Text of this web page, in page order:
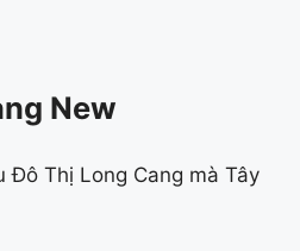
New
Đô Thị Long Cang mà Tây